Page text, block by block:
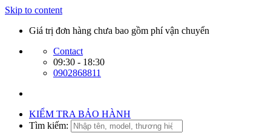
Skip to content
Giá trị đơn hàng chưa bao gồm phí vận chuyển
Contact
09:30 - 18:30
0902868811
KIỂM TRA BẢO HÀNH
Tìm kiếm: